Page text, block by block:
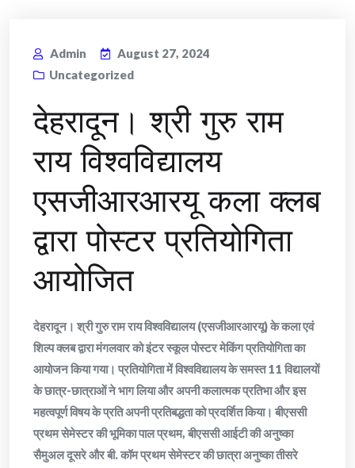
Admin
August 27, 2024
Uncategorized
देहरादून। श्री गुरु राम
राय विश्वविद्यालय
एसजीआरआरयू कला क्लब
द्वारा पोस्टर प्रतियोगिता
आयोजित
देहरादून। श्री गुरु राम राय विश्वविद्यालय (एसजीआरआरयू) के कला एवं
शिल्प क्लब द्वारा मंगलवार को इंटर स्कूल पोस्टर मेकिंग प्रतियोगिता का
आयोजन किया गया। प्रतियोगिता में विश्वविद्यालय के समस्त 11 विद्यालयों
के छात्र-छात्राओं ने भाग लिया और अपनी कलात्मक प्रतिभा और इस
महत्वपूर्ण विषय के प्रति अपनी प्रतिबद्धता को प्रदर्शित किया। बीएससी
प्रथम सेमेस्टर की भूमिका पाल प्रथम, बीएससी आईटी की अनुष्का
सैमुअल दूसरे और बी. कॉम प्रथम सेमेस्टर की छात्रा अनुष्का तीसरे